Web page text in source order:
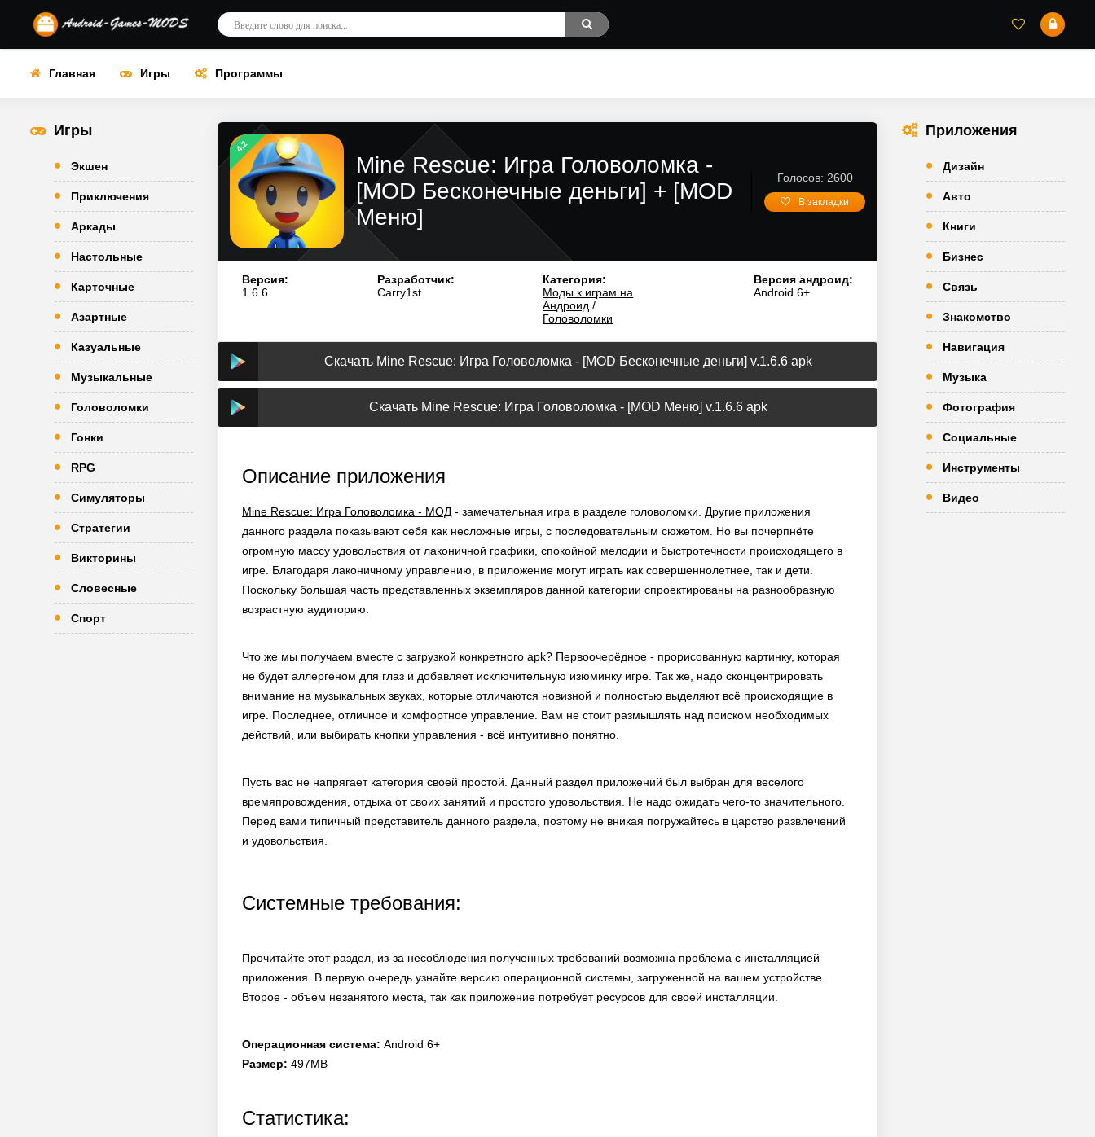
Главная Игры Программы
Игры
Экшен
Приключения
Аркады
Настольные
Карточные
Азартные
Казуальные
Музыкальные
Головоломки
Гонки
RPG
Симуляторы
Стратегии
Викторины
Словесные
Спорт
4.2
Mine Rescue: Игра Головоломка -
[MOD Бесконечные деньги] + [MOD
Меню]
Голосов: 2600
В закладки
Версия:
1.6.6
Разработчик:
Carry1st
Категория:
Моды к играм на
Андроид /
Головоломки
Версия андроид:
Android 6+
Скачать Mine Rescue: Игра Головоломка - [MOD Бесконечные деньги] v.1.6.6 apk
Скачать Mine Rescue: Игра Головоломка - [MOD Меню] v.1.6.6 apk
Описание приложения
Mine Rescue: Игра Головоломка - МОД - замечательная игра в разделе головоломки. Другие приложения
данного раздела показывают себя как несложные игры, с последовательным сюжетом. Но вы почерпнёте
огромную массу удовольствия от лаконичной графики, спокойной мелодии и быстротечности происходящего в
игре. Благодаря лаконичному управлению, в приложение могут играть как совершеннолетнее, так и дети.
Поскольку большая часть представленных экземпляров данной категории спроектированы на разнообразную
возрастную аудиторию.
Что же мы получаем вместе с загрузкой конкретного apk? Первоочерёдное - прорисованную картинку, которая
не будет аллергеном для глаз и добавляет исключительную изюминку игре. Так же, надо сконцентрировать
внимание на музыкальных звуках, которые отличаются новизной и полностью выделяют всё происходящие в
игре. Последнее, отличное и комфортное управление. Вам не стоит размышлять над поиском необходимых
действий, или выбирать кнопки управления - всё интуитивно понятно.
Пусть вас не напрягает категория своей простой. Данный раздел приложений был выбран для веселого
времяпровождения, отдыха от своих занятий и простого удовольствия. Не надо ожидать чего-то значительного.
Перед вами типичный представитель данного раздела, поэтому не вникая погружайтесь в царство развлечений
и удовольствия.
Системные требования:
Прочитайте этот раздел, из-за несоблюдения полученных требований возможна проблема с инсталляцией
приложения. В первую очередь узнайте версию операционной системы, загруженной на вашем устройстве.
Второе - объем незанятого места, так как приложение потребует ресурсов для своей инсталляции.
Операционная система: Android 6+
Размер: 497MB
Статистика:
Приложения
Дизайн
Авто
Книги
Бизнес
Связь
Знакомство
Навигация
Музыка
Фотография
Социальные
Инструменты
Видео